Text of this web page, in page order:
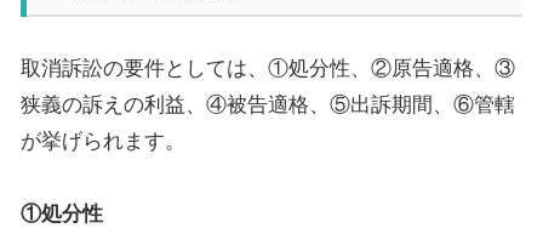
取消訴訟の要件としては、①処分性、②原告適格、③
狭義の訴えの利益、④被告適格、⑤出訴期間、⑥管轄
が挙げられます。
①処分性